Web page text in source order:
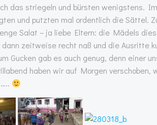
das striegeln und bürsten wenigstens. Im
und putzten mal ordentlich die Sättel.
Salat – ja liebe Eltern: die Mädels
zeitweise recht naß und die Ausritte
Gucken gab es auch genug, denn einer
haben wir auf Morgen verschoben,